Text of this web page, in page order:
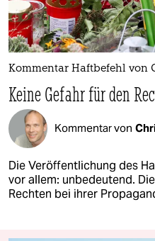
Kommentar Haftbefehl von
Keine Gefahr für den
Kommentar von
Die Veröffentlichung des
vor allem: unbedeutend.
Rechten bei ihrer